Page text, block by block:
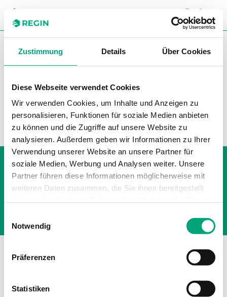
Zustimmung Details Über Cookies
Diese Webseite verwendet Cookies
Wir verwenden Cookies, um Inhalte und Anzeigen zu
personalisieren, Funktionen für soziale Medien anbieten
zu können und die Zugriffe auf unsere Website zu
analysieren. Außerdem geben wir Informationen zu Ihrer
Verwendung unserer Website an unsere Partner für
soziale Medien, Werbung und Analysen weiter. Unsere
Partner führen diese Informationen möglicherweise mit
weiteren Daten zusammen, die Sie ihnen bereitgestellt
Notwendig
Präferenzen
Statistiken
You are here:
Regin Produkte
Ventile
Flansch
Filter
Unsere Produkte
Whistleblowing
Impressum
Datenschutzerklärung